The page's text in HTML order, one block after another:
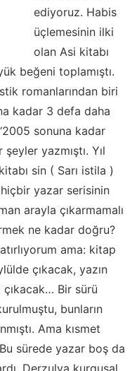
ediyoruz. Habis
üçlemesinin ilki
olan Asi kitabı
beğeni toplamıştı.
romanlarından biri
kadar 3 defa daha
sonuna kadar
yazmıştı. Yıl
sin ( Sarı istila )
hiçbir yazar serisinin
arayla çıkarmamalı
ne kadar doğru?
ama: kitap
çıkacak, yazın
çıkacak… Bir sürü
bunların
Ama kısmet
sürede yazar boş da
Derzulya kurgusal